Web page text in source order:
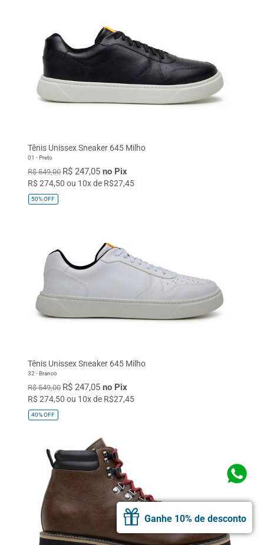
Ganhe 10% de desconto
Tênis Unissex Sneaker 645 Milho
01 - Preto
R$ 549,00 R$ 247,05 no Pix
R$ 274,50 ou 10x de R$27,45
50%OFF
Tênis Unissex Sneaker 645 Milho
32 - Branco
R$ 549,00 R$ 247,05 no Pix
R$ 274,50 ou 10x de R$27,45
40%OFF